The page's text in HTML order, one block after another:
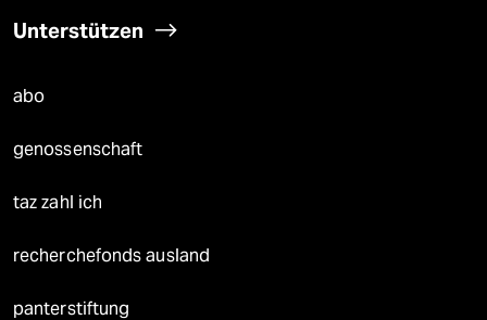
Unterstützen
abo
genossenschaft
taz zahl ich
recherchefonds ausland
panterstiftung